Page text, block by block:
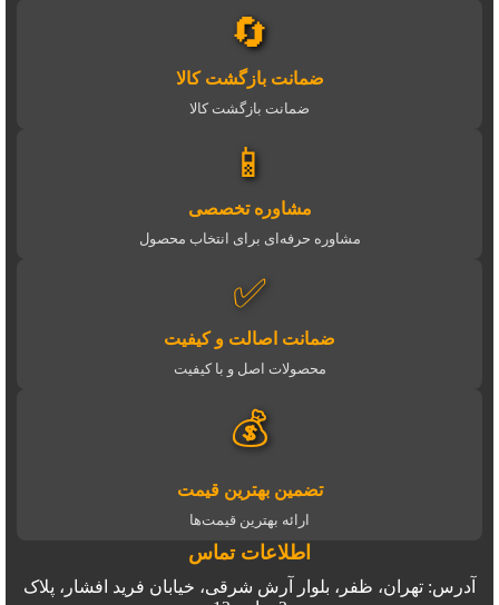
🔄
ضمانت بازگشت کالا
ضمانت بازگشت کالا
📱
مشاوره تخصصی
مشاوره حرفه‌ای برای انتخاب محصول
✅
ضمانت اصالت و کیفیت
محصولات اصل و با کیفیت
💰
تضمین بهترین قیمت
ارائه بهترین قیمت‌ها
اطلاعات تماس
آدرس: تهران، ظفر، بلوار آرش شرقی، خیابان فرید افشار، پلاک